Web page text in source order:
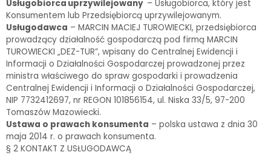
Usługobiorca uprzywilejowany – Usługobiorca, który jest
Konsumentem lub Przedsiębiorcą uprzywilejowanym.
Usługodawca – MARCIN MACIEJ TUROWIECKI, przedsiębiorca
prowadzący działalność gospodarczą pod firmą MARCIN
TUROWIECKI „DEZ-TUR”, wpisany do Centralnej Ewidencji i
Informacji o Działalności Gospodarczej prowadzonej przez
ministra właściwego do spraw gospodarki i prowadzenia
Centralnej Ewidencji i Informacji o Działalności Gospodarczej,
NIP 7732412697, nr REGON 101856154, ul. Niska 33/5, 97-200
Tomaszów Mazowiecki.
Ustawa o prawach konsumenta – polska ustawa z dnia 30
maja 2014 r. o prawach konsumenta.
§ 2 KONTAKT Z USŁUGODAWCĄ